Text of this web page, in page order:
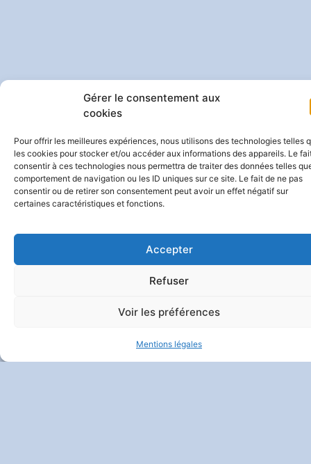
Gérer le consentement aux
cookies
Pour offrir les meilleures expériences, nous utilisons des technologies telles
les cookies pour stocker et/ou accéder aux informations des appareils. Le
consentir à ces technologies nous permettra de traiter des données telles
comportement de navigation ou les ID uniques sur ce site. Le fait de ne pas
consentir ou de retirer son consentement peut avoir un effet négatif sur
certaines caractéristiques et fonctions.
Accepter
Refuser
Voir les préférences
Mentions légales